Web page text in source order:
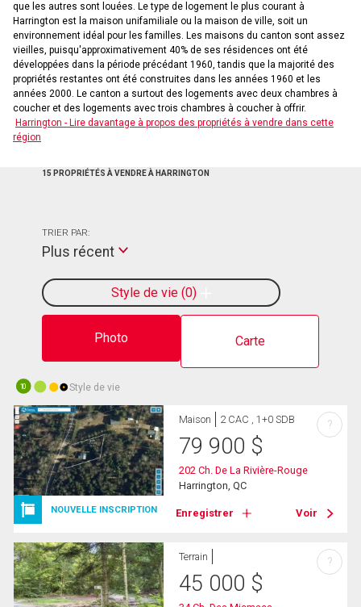
que les autres sont louées. Le type de logement le plus courant à
Harrington est la maison unifamiliale ou la maison de ville, soit un
environnement idéal pour les familles. Les maisons du canton sont assez
vieilles, puisqu'approximativement 40% de ses résidences ont été
développées dans la période précédant 1960, tandis que la majorité des
propriétés restantes ont été construites dans les années 1960 et les
années 2000. Le canton a surtout des logements avec deux chambres à
coucher et des logements avec trois chambres à coucher à offrir.
Harrington - Lire davantage à propos des propriétés à vendre dans cette
région
15 PROPRIÉTÉS À VENDRE À HARRINGTON
Photo Carte
Style de vie 0
TRIER PAR:
Plus récent
10 Style de vie
NOUVELLE INSCRIPTION
Maison 2 CAC , 1+0 SDB
79 900 $
202 Ch. De La Rivière-Rouge
Harrington, QC
Enregistrer Voir
?
Terrain
45 000 $
?